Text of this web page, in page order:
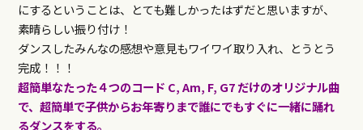
にするということは、とても難しかったはずだと思いますが、
素晴らしい振り付け！
ダンスしたみんなの感想や意見もワイワイ取り入れ、とうとう
完成！！！
超簡単なたった４つのコード C, Am, F, G7 だけのオリジナル曲
で、超簡単で子供からお年寄りまで誰にでもすぐに一緒に踊れ
るダンスをする。